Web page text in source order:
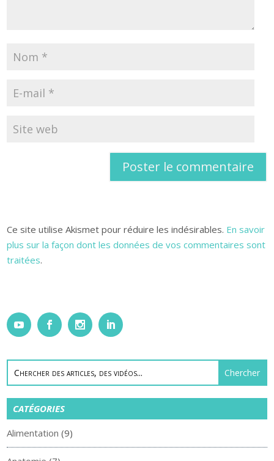
Ce site utilise Akismet pour réduire les indésirables. En savoir
plus sur la façon dont les données de vos commentaires sont
traitées.
CATÉGORIES
Alimentation (9)